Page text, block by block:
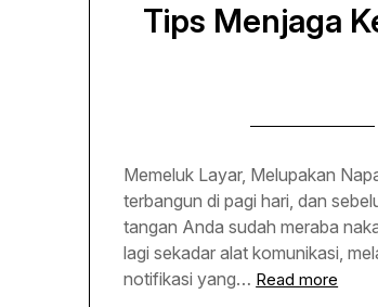
Tips Menjaga
Memeluk Layar, Melupakan
terbangun di pagi hari, dan
tangan Anda sudah meraba
lagi sekadar alat komunikasi,
notifikasi yang… Read more